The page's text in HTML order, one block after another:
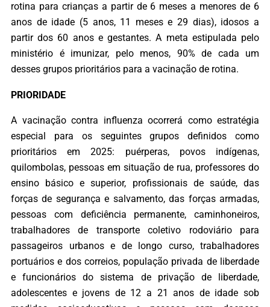
rotina para crianças a partir de 6 meses a menores de 6
anos de idade (5 anos, 11 meses e 29 dias), idosos a
partir dos 60 anos e gestantes. A meta estipulada pelo
ministério é imunizar, pelo menos, 90% de cada um
desses grupos prioritários para a vacinação de rotina.
PRIORIDADE
A vacinação contra influenza ocorrerá como estratégia
especial para os seguintes grupos definidos como
prioritários em 2025: puérperas, povos indígenas,
quilombolas, pessoas em situação de rua, professores do
ensino básico e superior, profissionais de saúde, das
forças de segurança e salvamento, das forças armadas,
pessoas com deficiência permanente, caminhoneiros,
trabalhadores de transporte coletivo rodoviário para
passageiros urbanos e de longo curso, trabalhadores
portuários e dos correios, população privada de liberdade
e funcionários do sistema de privação de liberdade,
adolescentes e jovens de 12 a 21 anos de idade sob